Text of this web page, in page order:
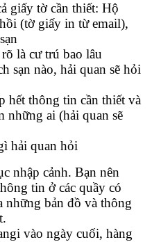
giấy tờ cần thiết: Hộ
(tờ giấy in từ email),
là cư trú bao lâu
sạn nào, hải quan sẽ hỏi
hết thông tin cần thiết và
những ai (hải quan sẽ
hải quan hỏi
nhập cảnh. Bạn nên
tin ở các quầy có
những bản đồ và thông
vào ngày cuối, hàng